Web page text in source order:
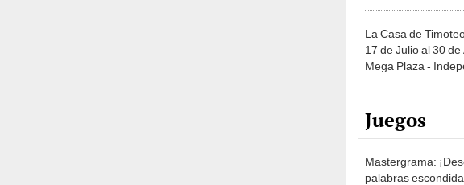
La Casa de
17 de Julio al 30 de
Mega Plaza -
Juegos
Mastergrama:
palabras